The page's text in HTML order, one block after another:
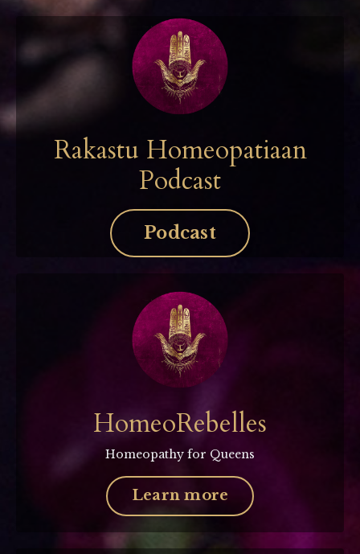
Rakastu Homeopatiaan
Podcast
Podcast
HomeoRebelles
Homeopathy for Queens
Learn more